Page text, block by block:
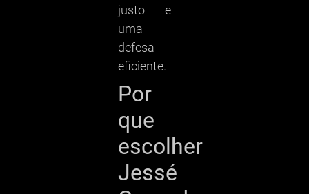
justo e
uma
defesa
eficiente.
Por
que
escolher
Jessé